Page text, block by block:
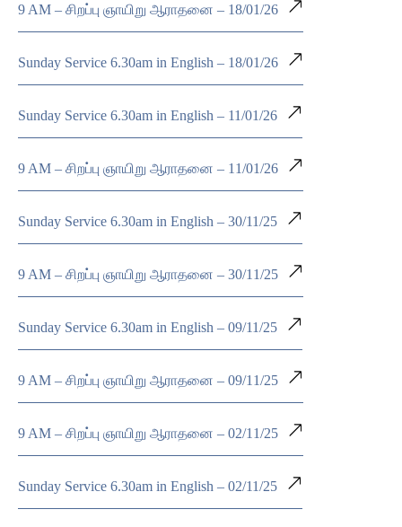
9 AM – சிறப்பு ஞாயிறு ஆராதனை – 18/01/26
Sunday Service 6.30am in English – 18/01/26
Sunday Service 6.30am in English – 11/01/26
9 AM – சிறப்பு ஞாயிறு ஆராதனை – 11/01/26
Sunday Service 6.30am in English – 30/11/25
9 AM – சிறப்பு ஞாயிறு ஆராதனை – 30/11/25
Sunday Service 6.30am in English – 09/11/25
9 AM – சிறப்பு ஞாயிறு ஆராதனை – 09/11/25
9 AM – சிறப்பு ஞாயிறு ஆராதனை – 02/11/25
Sunday Service 6.30am in English – 02/11/25